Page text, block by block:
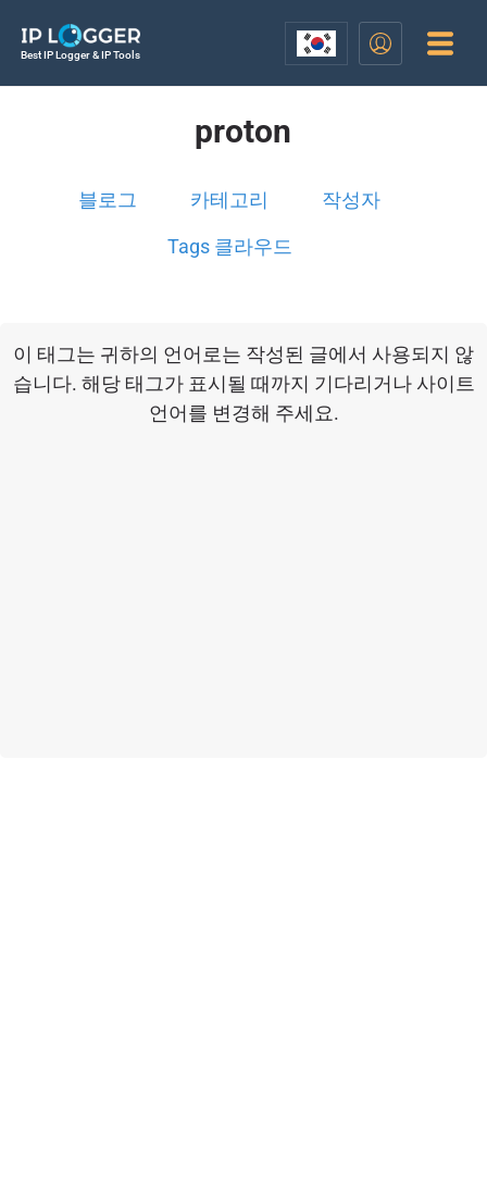
Best IP Logger & IP Tools
proton
블로그 카테고리 작성자
Tags 클라우드